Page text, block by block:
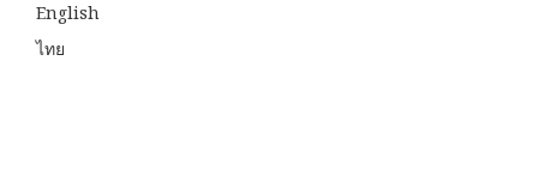
English
ไทย